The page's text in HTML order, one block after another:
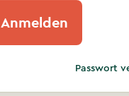
Anmelden
Passwort